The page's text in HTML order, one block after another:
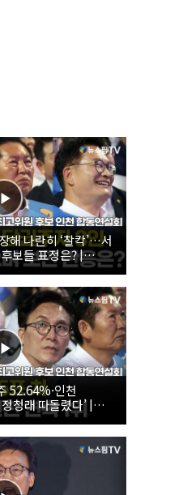
해 나란히 ‘찰칵’…서
보들 표정은? |
당대표·최고위원 후
52.64%·인천
청래 따돌렸다’ |
대표·최고위원 후